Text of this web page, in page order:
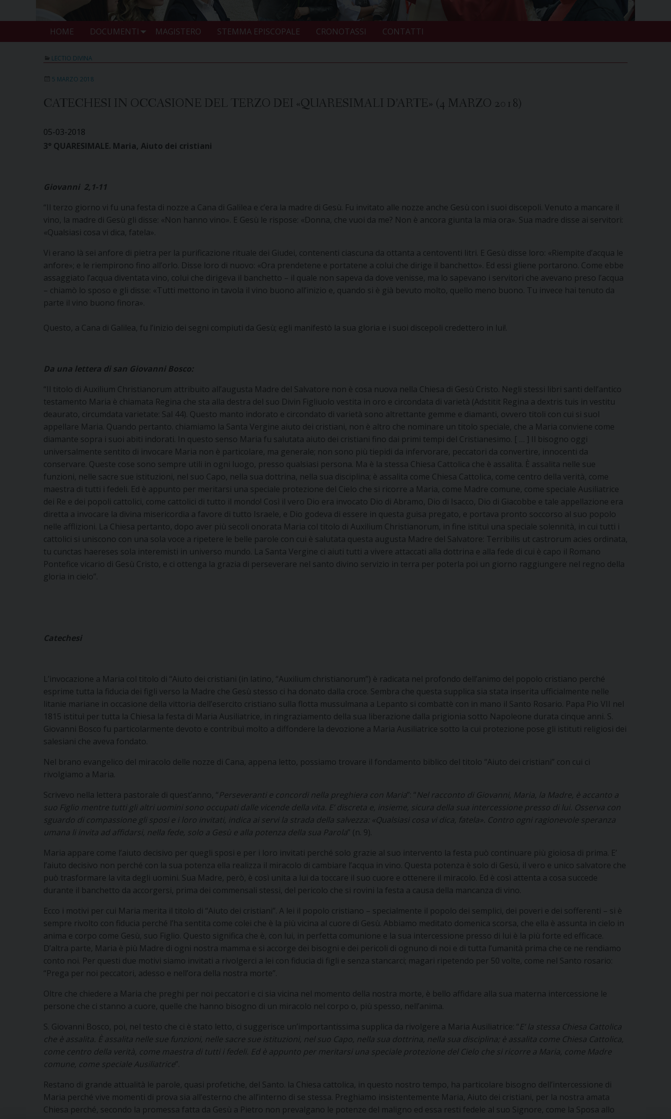
HOME DOCUMENTI MAGISTERO STEMMA EPISCOPALE CRONOTASSI CONTATTI
LECTIO DIVINA
5 MARZO 2018
CATECHESI IN OCCASIONE DEL TERZO DEI «QUARESIMALI D’ARTE» (4 MARZO 2018)
05-03-2018
3° QUARESIMALE. Maria, Aiuto dei cristiani
Giovanni 2,1-11
“Il terzo giorno vi fu una festa di nozze a Cana di Galilea e c’era la madre di Gesù. Fu invitato alle nozze anche Gesù con i suoi discepoli. Venuto a mancare il
vino, la madre di Gesù gli disse: «Non hanno vino». E Gesù le rispose: «Donna, che vuoi da me? Non è ancora giunta la mia ora». Sua madre disse ai servitori:
«Qualsiasi cosa vi dica, fatela».
Vi erano là sei anfore di pietra per la purificazione rituale dei Giudei, contenenti ciascuna da ottanta a centoventi litri. E Gesù disse loro: «Riempite d’acqua le
anfore»; e le riempirono fino all’orlo. Disse loro di nuovo: «Ora prendetene e portatene a colui che dirige il banchetto». Ed essi gliene portarono. Come ebbe
assaggiato l’acqua diventata vino, colui che dirigeva il banchetto – il quale non sapeva da dove venisse, ma lo sapevano i servitori che avevano preso l’acqua
– chiamò lo sposo e gli disse: «Tutti mettono in tavola il vino buono all’inizio e, quando si è già bevuto molto, quello meno buono. Tu invece hai tenuto da
parte il vino buono finora».
Questo, a Cana di Galilea, fu l’inizio dei segni compiuti da Gesù; egli manifestò la sua gloria e i suoi discepoli credettero in lui!.
Da una lettera di san Giovanni Bosco:
“Il titolo di Auxilium Christianorum attribuito all’augusta Madre del Salvatore non è cosa nuova nella Chiesa di Gesù Cristo. Negli stessi libri santi dell’antico
testamento Maria è chiamata Regina che sta alla destra del suo Divin Figliuolo vestita in oro e circondata di varietà (Adstitit Regina a dextris tuis in vestitu
deaurato, circumdata varietate: Sal 44). Questo manto indorato e circondato di varietà sono altrettante gemme e diamanti, ovvero titoli con cui si suol
appellare Maria. Quando pertanto. chiamiamo la Santa Vergine aiuto dei cristiani, non è altro che nominare un titolo speciale, che a Maria conviene come
diamante sopra i suoi abiti indorati. In questo senso Maria fu salutata aiuto dei cristiani fino dai primi tempi del Cristianesimo. [ … ] Il bisogno oggi
universalmente sentito di invocare Maria non è particolare, ma generale; non sono più tiepidi da infervorare, peccatori da convertire, innocenti da
conservare. Queste cose sono sempre utili in ogni luogo, presso qualsiasi persona. Ma è la stessa Chiesa Cattolica che è assalita. È assalita nelle sue
funzioni, nelle sacre sue istituzioni, nel suo Capo, nella sua dottrina, nella sua disciplina; è assalita come Chiesa Cattolica, come centro della verità, come
maestra di tutti i fedeli. Ed è appunto per meritarsi una speciale protezione del Cielo che si ricorre a Maria, come Madre comune, come speciale Ausiliatrice
dei Re e dei popoli cattolici, come cattolici di tutto il mondo! Così il vero Dio era invocato Dio di Abramo, Dio di Isacco, Dio di Giacobbe e tale appellazione era
diretta a invocare la divina misericordia a favore di tutto Israele, e Dio godeva di essere in questa guisa pregato, e portava pronto soccorso al suo popolo
nelle afflizioni. La Chiesa pertanto, dopo aver più secoli onorata Maria col titolo di Auxilium Christianorum, in fine istituì una speciale solennità, in cui tutti i
cattolici si uniscono con una sola voce a ripetere le belle parole con cui è salutata questa augusta Madre del Salvatore: Terribilis ut castrorum acies ordinata,
tu cunctas haereses sola interemisti in universo mundo. La Santa Vergine ci aiuti tutti a vivere attaccati alla dottrina e alla fede di cui è capo il Romano
Pontefice vicario di Gesù Cristo, e ci ottenga la grazia di perseverare nel santo divino servizio in terra per poterla poi un giorno raggiungere nel regno della
gloria in cielo”.
Catechesi
L’invocazione a Maria col titolo di “Aiuto dei cristiani (in latino, “Auxilium christianorum”) è radicata nel profondo dell’animo del popolo cristiano perché
esprime tutta la fiducia dei figli verso la Madre che Gesù stesso ci ha donato dalla croce. Sembra che questa supplica sia stata inserita ufficialmente nelle
litanie mariane in occasione della vittoria dell’esercito cristiano sulla flotta mussulmana a Lepanto si combattè con in mano il Santo Rosario. Papa Pio VII nel
1815 istituì per tutta la Chiesa la festa di Maria Ausiliatrice, in ringraziamento della sua liberazione dalla prigionia sotto Napoleone durata cinque anni. S.
Giovanni Bosco fu particolarmente devoto e contribuì molto a diffondere la devozione a Maria Ausiliatrice sotto la cui protezione pose gli istituti religiosi dei
salesiani che aveva fondato.
Nel brano evangelico del miracolo delle nozze di Cana, appena letto, possiamo trovare il fondamento biblico del titolo “Aiuto dei cristiani” con cui ci
rivolgiamo a Maria.
Scrivevo nella lettera pastorale di quest’anno, “Perseveranti e concordi nella preghiera con Maria”: “Nel racconto di Giovanni, Maria, la Madre, è accanto a
suo Figlio mentre tutti gli altri uomini sono occupati dalle vicende della vita. E’ discreta e, insieme, sicura della sua intercessione presso di lui. Osserva con
sguardo di compassione gli sposi e i loro invitati, indica ai servi la strada della salvezza: «Qualsiasi cosa vi dica, fatela». Contro ogni ragionevole speranza
umana li invita ad affidarsi, nella fede, solo a Gesù e alla potenza della sua Parola” (n. 9).
Maria appare come l’aiuto decisivo per quegli sposi e per i loro invitati perché solo grazie al suo intervento la festa può continuare più gioiosa di prima. E’
l’aiuto decisivo non perché con la sua potenza ella realizza il miracolo di cambiare l’acqua in vino. Questa potenza è solo di Gesù, il vero e unico salvatore che
può trasformare la vita degli uomini. Sua Madre, però, è così unita a lui da toccare il suo cuore e ottenere il miracolo. Ed è così attenta a cosa succede
durante il banchetto da accorgersi, prima dei commensali stessi, del pericolo che si rovini la festa a causa della mancanza di vino.
Ecco i motivi per cui Maria merita il titolo di “Aiuto dei cristiani”. A lei il popolo cristiano – specialmente il popolo dei semplici, dei poveri e dei sofferenti – si è
sempre rivolto con fiducia perché l’ha sentita come colei che è la più vicina al cuore di Gesù. Abbiamo meditato domenica scorsa, che ella è assunta in cielo in
anima e corpo come Gesù, suo Figlio. Questo significa che è, con lui, in perfetta comunione e la sua intercessione presso di lui è la più forte ed efficace.
D’altra parte, Maria è più Madre di ogni nostra mamma e si accorge dei bisogni e dei pericoli di ognuno di noi e di tutta l’umanità prima che ce ne rendiamo
conto noi. Per questi due motivi siamo invitati a rivolgerci a lei con fiducia di figli e senza stancarci; magari ripetendo per 50 volte, come nel Santo rosario:
“Prega per noi peccatori, adesso e nell’ora della nostra morte”.
Oltre che chiedere a Maria che preghi per noi peccatori e ci sia vicina nel momento della nostra morte, è bello affidare alla sua materna intercessione le
persone che ci stanno a cuore, quelle che hanno bisogno di un miracolo nel corpo o, più spesso, nell’anima.
S. Giovanni Bosco, poi, nel testo che ci è stato letto, ci suggerisce un’importantissima supplica da rivolgere a Maria Ausiliatrice: “E’ la stessa Chiesa Cattolica
che è assalita. È assalita nelle sue funzioni, nelle sacre sue istituzioni, nel suo Capo, nella sua dottrina, nella sua disciplina; è assalita come Chiesa Cattolica,
come centro della verità, come maestra di tutti i fedeli. Ed è appunto per meritarsi una speciale protezione del Cielo che si ricorre a Maria, come Madre
comune, come speciale Ausiliatrice”.
Restano di grande attualità le parole, quasi profetiche, del Santo. la Chiesa cattolica, in questo nostro tempo, ha particolare bisogno dell’intercessione di
Maria perché vive momenti di prova sia all’esterno che all’interno di se stessa. Preghiamo insistentemente Maria, Aiuto dei cristiani, per la nostra amata
Chiesa perché, secondo la promessa fatta da Gesù a Pietro non prevalgano le potenze del maligno ed essa resti fedele al suo Signore, come la Sposa allo